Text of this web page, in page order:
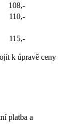
108,-
110,-
115,-
k úpravě ceny
platba a